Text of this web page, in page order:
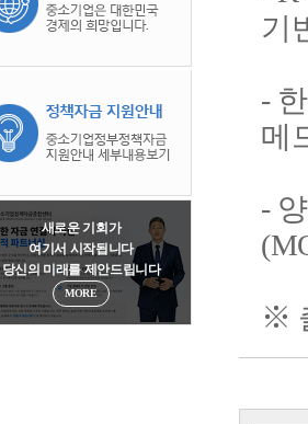
새로운 기회가
여기서 시작됩니다
당신의 미래를 제안드립니다
MORE
기
메
※